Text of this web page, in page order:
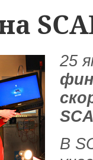
25
В